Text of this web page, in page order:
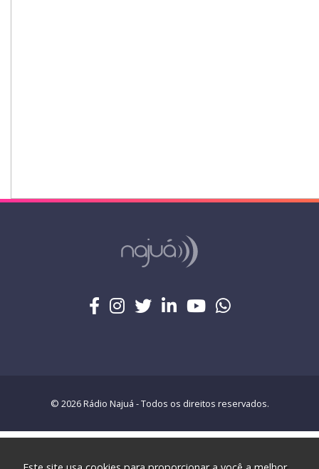
© 2026 Rádio Najuá - Todos os direitos reservados.